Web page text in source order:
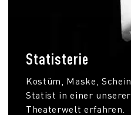
Statisterie
Kostüm, Maske,
Statist in einer
Theaterwelt erfahren.